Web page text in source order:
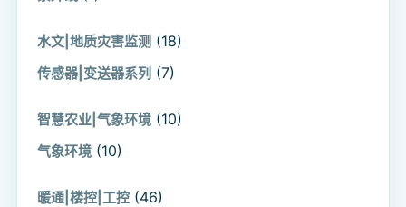
水文|地质灾害监测 (18)
传感器|变送器系列 (7)
智慧农业|气象环境 (10)
气象环境 (10)
暖通|楼控|工控 (46)